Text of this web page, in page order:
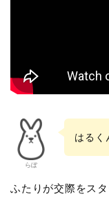
らぼ
はるく
ふたりが交際をス